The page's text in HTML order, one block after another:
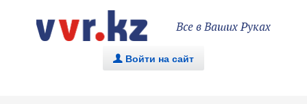
Все в Ваших Руках
. Войти на сайт